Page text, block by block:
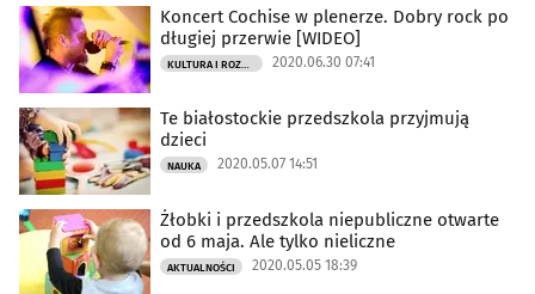
Koncert Cochise w plenerze. Dobry rock po
długiej przerwie [WIDEO]
2020.06.30 07:41
Te białostockie przedszkola przyjmują
dzieci
NAUKA 2020.05.07 14:51
Żłobki i przedszkola niepubliczne otwarte
od 6 maja. Ale tylko nieliczne
AKTUALNOŚCI 2020.05.05 18:39